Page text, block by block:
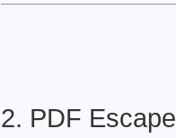
2. PDF Escape